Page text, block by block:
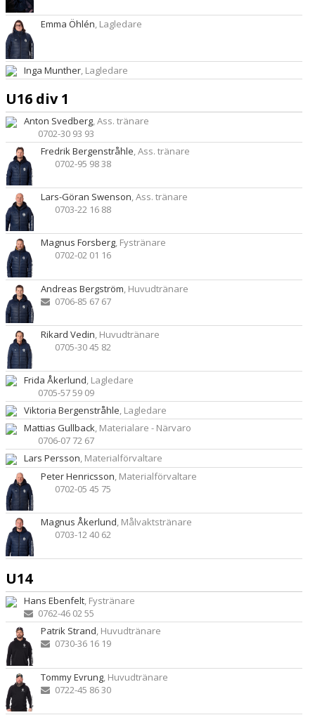
Emma Öhlén, Lagledare
Inga Munther , Lagledare
U16 div 1
Anton Svedberg, Ass. tränare
0702-30 93 93
Fredrik Bergenstråhle, Ass. tränare
0702-95 98 38
Lars-Göran Swenson, Ass. tränare
0703-22 16 88
Magnus Forsberg, Fystränare
0702-02 01 16
Andreas Bergström, Huvudtränare
0706-85 67 67
Rikard Vedin, Huvudtränare
0705-30 45 82
Frida Åkerlund, Lagledare
0705-57 59 09
Viktoria Bergenstråhle, Lagledare
Mattias Gullback, Materialare - Närvaro
0706-07 72 67
Lars Persson, Materialförvaltare
Peter Henricsson, Materialförvaltare
0702-05 45 75
Magnus Åkerlund, Målvaktstränare
0703-12 40 62
U14
Hans Ebenfelt, Fystränare
0762-46 02 55
Patrik Strand, Huvudtränare
0730-36 16 19
Tommy Evrung , Huvudtränare
0722-45 86 30